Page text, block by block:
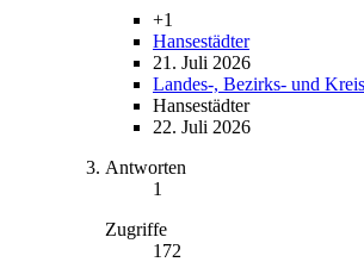
+1
Hansestädter
21. Juli 2026
Landes-, Bezirks- und
Hansestädter
22. Juli 2026
Antworten
1
Zugriffe
172